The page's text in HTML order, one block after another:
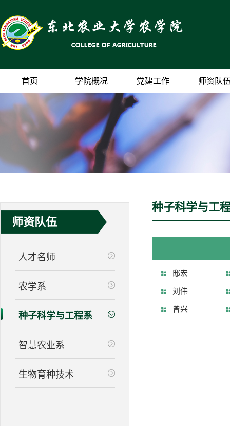
首页 学院概况 党建工作 师资队
师资队伍
人才名师
农学系
种子科学与工程系
智慧农业系
生物育种技术
种子科学与工
邸宏
刘伟
曾兴